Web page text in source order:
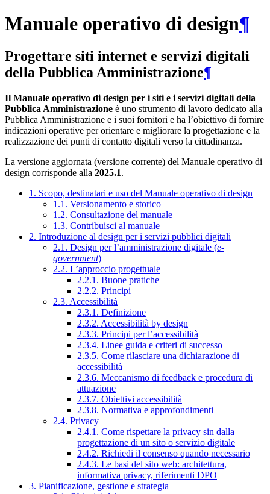
Manuale operativo di design¶
Progettare siti internet e servizi digitali
della Pubblica Amministrazione¶
Il Manuale operativo di design per i siti e i servizi digitali della
Pubblica Amministrazione è uno strumento di lavoro dedicato alla
Pubblica Amministrazione e i suoi fornitori e ha l’obiettivo di fornire
indicazioni operative per orientare e migliorare la progettazione e la
realizzazione dei punti di contatto digitali verso la cittadinanza.
La versione aggiornata (versione corrente) del Manuale operativo di
design corrisponde alla 2025.1.
1. Scopo, destinatari e uso del Manuale operativo di design
1.1. Versionamento e storico
1.2. Consultazione del manuale
1.3. Contribuisci al manuale
2. Introduzione al design per i servizi pubblici digitali
2.1. Design per l’amministrazione digitale (e-
government)
2.2. L’approccio progettuale
2.2.1. Buone pratiche
2.2.2. Principi
2.3. Accessibilità
2.3.1. Definizione
2.3.2. Accessibilità by design
2.3.3. Principi per l’accessibilità
2.3.4. Linee guida e criteri di successo
2.3.5. Come rilasciare una dichiarazione di
accessibilità
2.3.6. Meccanismo di feedback e procedura di
attuazione
2.3.7. Obiettivi accessibilità
2.3.8. Normativa e approfondimenti
2.4. Privacy
2.4.1. Come rispettare la privacy sin dalla
progettazione di un sito o servizio digitale
2.4.2. Richiedi il consenso quando necessario
2.4.3. Le basi del sito web: architettura,
informativa privacy, riferimenti DPO
3. Pianificazione, gestione e strategia